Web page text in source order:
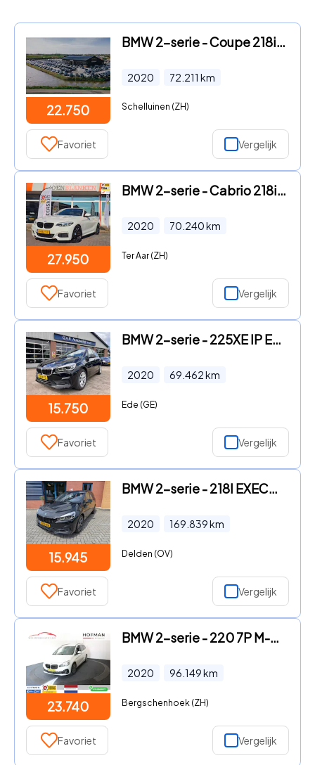
22.750
BMW 2-serie - Coupe 218iA SPORTLINE FULL LED | CAMERA | STOELVERW | NAVI |
2020 72.211 km
Schelluinen (ZH)
Favoriet Vergelijk
27.950
BMW 2-serie - Cabrio 218i Executive Edition M Sport Automaat BJ.2020 / Nav
2020 70.240km
Ter Aar (ZH)
Favoriet Vergelijk
15.750
BMW 2-serie - 225XE IP EXECUTIVE AUTOMAAT PLUG IN
2020 69.462km
Ede (GE)
Favoriet Vergelijk
15.945
BMW 2-serie - 218I EXECUTIVE ED., AUTOMAAT, Trekhaak, PDC, Dealerond.Navi
2020 169.839km
Delden (OV)
Favoriet Vergelijk
23.740
BMW 2-serie - 220 7P M-Sport 192 PK Executive Trekhaak
2020 96.149km
Bergschenhoek (ZH)
Favoriet Vergelijk